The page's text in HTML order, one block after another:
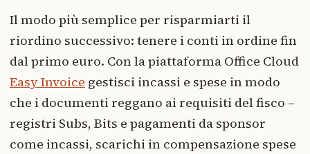
Il modo più semplice per risparmiarti il
riordino successivo: tenere i conti in ordine fin
dal primo euro. Con la piattaforma Office Cloud
Easy Invoice gestisci incassi e spese in modo
che i documenti reggano ai requisiti del fisco –
registri Subs, Bits e pagamenti da sponsor
come incassi, scarichi in compensazione spese